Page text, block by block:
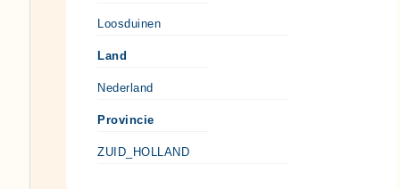
Loosduinen
Land
Nederland
Provincie
ZUID_HOLLAND